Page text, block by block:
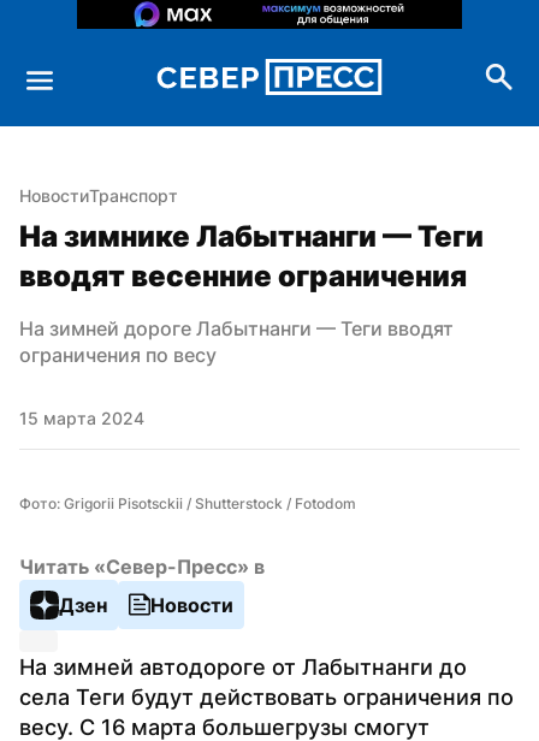
НовостиТранспорт
На зимнике Лабытнанги — Теги
вводят весенние ограничения
На зимней дороге Лабытнанги — Теги вводят
ограничения по весу
15 марта 2024
Фото: Grigorii Pisotsckii / Shutterstock / Fotodom
Читать «Север-Пресс» в
Дзен
Новости
На зимней автодороге от Лабытнанги до
села Теги будут действовать ограничения по
весу. С 16 марта большегрузы смогут